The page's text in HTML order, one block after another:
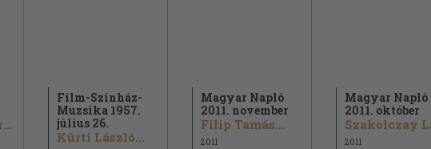
Salamon Konrád
Film-Színház-
Muzsika 1957.
július 26.
Kürti László...
Magyar Napló
2011. november
Filip Tamás...
2011
Magyar Napló
2011. október
2011